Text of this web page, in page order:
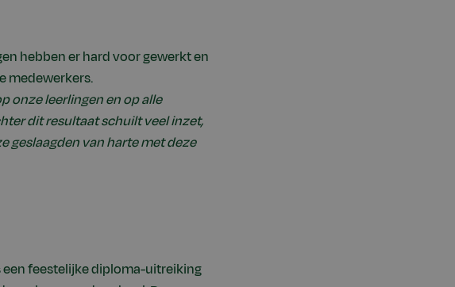
hebben er hard voor gewerkt en
medewerkers.
onze leerlingen en op alle
dit resultaat schuilt veel inzet,
geslaagden van harte met deze
een feestelijke diploma-uitreiking